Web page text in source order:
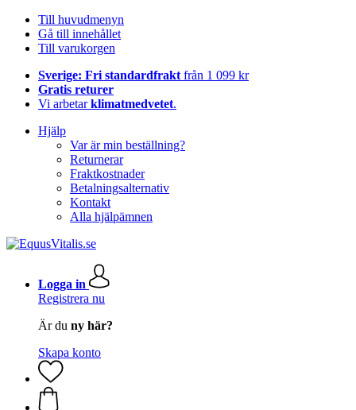
Till huvudmenyn
Gå till innehållet
Till varukorgen
Sverige: Fri standardfrakt från 1 099 kr
Gratis returer
Vi arbetarklimatmedvetet.
Hjälp
Var är min beställning?
Returnerar
Fraktkostnader
Betalningsalternativ
Kontakt
Alla hjälpämnen
Logga in
Registrera nu
Är du ny här?
Skapa konto